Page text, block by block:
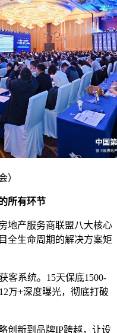
）
所有环节
地产服务商联盟八大核心
全生命周期的解决方案矩
客系统。15天保底1500-
万+深度曝光，彻底打破
创新到品牌IP跨越，让设